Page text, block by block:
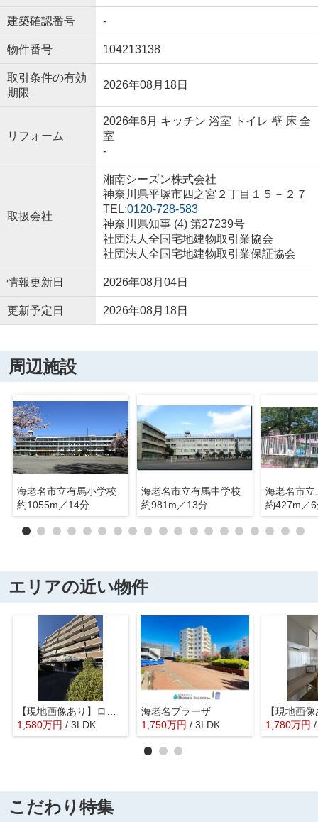
建築確認番号 -
物件番号 104213138
取引条件の有効
期限
2026年08月18日
リフォーム
2026年6月 キッチン 浴室 トイレ 壁 床 全
室
-
取扱会社
湘南シーズン株式会社
神奈川県平塚市四之宮２丁目１５－２７
TEL:0120-728-583
神奈川県知事 (4) 第27239号
社団法人全国宅地建物取引業協会
社団法人全国宅地建物取引業保証協会
情報更新日 2026年08月04日
更新予定日 2026年08月18日
周辺施設
海老名市立有馬小学校
約1055m／14分
海老名市立有馬中学校
約981m／13分
約427m／
エリアの近い物件
【現地画像あり】ロイヤルステージ海老名
1,580万円 / 3LDK
海老名プラーザ
1,750万円 / 3LDK 1,780万円
こだわり特集